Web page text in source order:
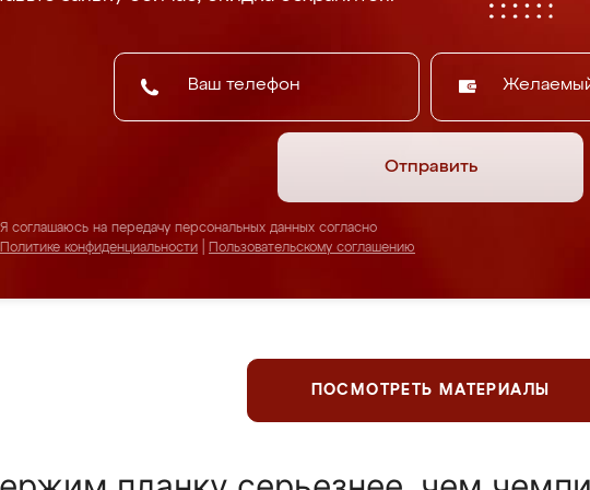
Отправить
Я соглашаюсь на передачу персональных данных согласно
Политике конфиденциальности
Пользовательскому соглашению
ПОСМОТРЕТЬ МАТЕРИАЛЫ